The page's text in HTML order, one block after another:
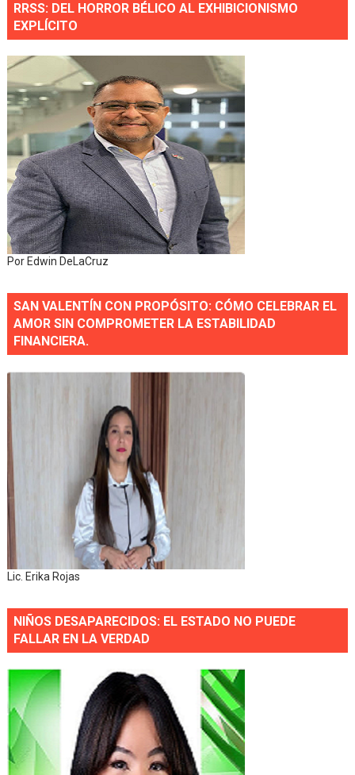
RRSS: DEL HORROR BÉLICO AL EXHIBICIONISMO
EXPLÍCITO
Por Edwin DeLaCruz
SAN VALENTÍN CON PROPÓSITO: CÓMO CELEBRAR EL
AMOR SIN COMPROMETER LA ESTABILIDAD
FINANCIERA.
Lic. Erika Rojas
NIÑOS DESAPARECIDOS: EL ESTADO NO PUEDE
FALLAR EN LA VERDAD